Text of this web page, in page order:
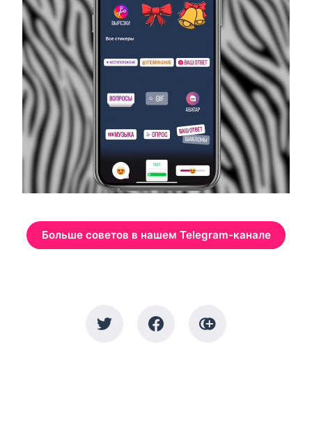
Больше советов в нашем Telegram-канале